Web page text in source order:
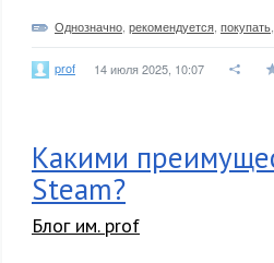
Однозначно рекомендуется покупать
prof 14 июля 2025, 10:07
Какими
Steam?
Блог им. prof